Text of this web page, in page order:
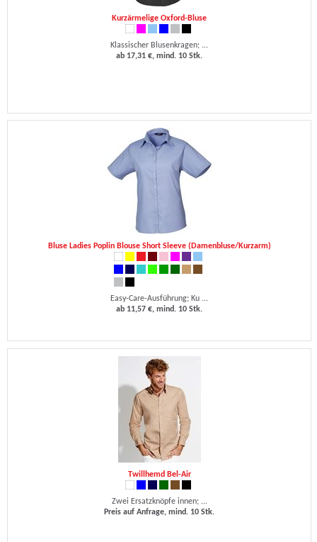
Kurzärmelige Oxford-Bluse
Klassischer Blusenkragen; ...
ab 17,31 €, mind. 10 Stk.
Bluse Ladies Poplin Blouse Short Sleeve (Damenbluse/Kurzarm)
Easy-Care-Ausführung; Ku ...
ab 11,57 €, mind. 10 Stk.
Twillhemd Bel-Air
Zwei Ersatzknöpfe innen; ...
Preis auf Anfrage, mind. 10 Stk.